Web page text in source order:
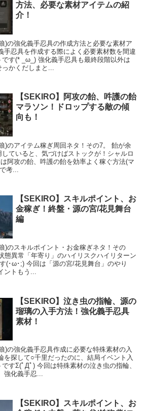
方法、必要な素材アイテムの紹
介！
)の強化義手忍具の作成方法と必要な素材ア
手忍具を作成する際によく必要素材数を間違
す(* _ω_) 強化義手忍具も最終段階以外は
かくだしまと...
【SEKIRO】阿攻の飴、吽護の飴
マラソン！ドロップする敵の傾
向も！
)のアイテム稼ぎ周回ネタ！その7。 飴が余
ていると、気づけばストックが！シャルロ
阿攻の飴、吽護の飴を効率よく稼ぐ方法(マ
考...
【SEKIRO】スキルポイント、お
金稼ぎ！終盤・源の宮/花見舞台
編
)のスキルポイント・お金稼ぎネタ！その
態異常「年寄り」のハイリスクハイリターン
(･ω･;) 今回は「源の宮/花見舞台」のやり
ントもう...
【SEKIRO】泣き虫の指輪、源の
瑠璃の入手方法！強化義手忍具
素材！
)の強化義手忍具作成に必要な特殊素材の入
を探して○千里だったのに、結局イベント入
すΣ(ﾟДﾟ) 今回は特殊素材の泣き虫の指輪、
強化義手忍...
【SEKIRO】スキルポイント、お